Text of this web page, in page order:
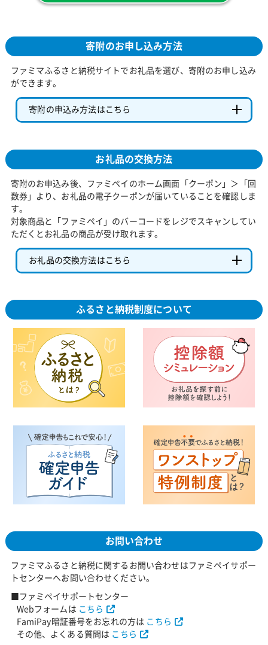
寄附のお申し込み方法
ファミマふるさと納税サイトでお礼品を選び、寄附のお申し込み
ができます。
寄附の申込み方法はこちら
お礼品の交換方法
寄附のお申込み後、ファミペイのホーム画面「クーポン」＞「回
数券」より、お礼品の電子クーポンが届いていることを確認しま
す。
対象商品と「ファミペイ」のバーコードをレジでスキャンしてい
ただくとお礼品の商品が受け取れます。
お礼品の交換方法はこちら
ふるさと納税制度について
お問い合わせ
ファミマふるさと納税に関するお問い合わせはファミペイサポー
トセンターへお問い合わせください。
■ファミペイサポートセンター
Webフォームは こちら
FamiPay暗証番号をお忘れの方は こちら
その他、よくある質問は こちら